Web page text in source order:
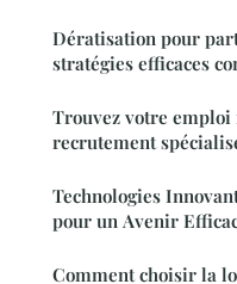
Dératisation pour
stratégies efficaces
Trouvez votre emploi
recrutement
Technologies
pour un Avenir
Comment choisir la